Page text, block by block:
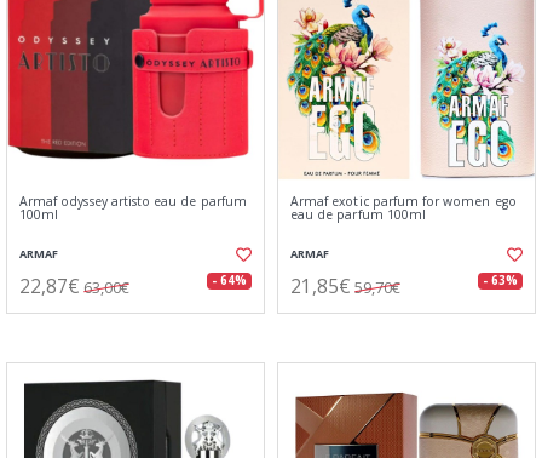
Armaf odyssey artisto eau de parfum
100ml
ARMAF
22,87€ 63,00€ - 64%
Armaf exotic parfum for women ego
eau de parfum 100ml
ARMAF
21,85€ 59,70€ - 63%